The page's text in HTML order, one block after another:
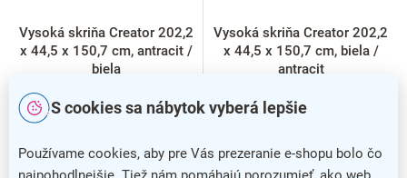
S cookies sa nábytok vyberá lepšie
Používame cookies, aby pre Vás prezeranie e-shopu bolo čo
Vysoká skriňa Creator 202,2
x 44,5 x 150,7 cm, antracit /
biela
Vysoká skriňa Creator 202,2
x 44,5 x 150,7 cm, biela /
antracit